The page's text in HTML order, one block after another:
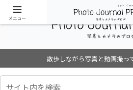
散歩しながら写真と動画撮っ
メニュー